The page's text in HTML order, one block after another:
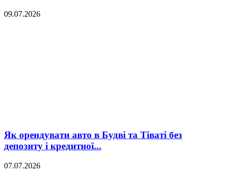
09.07.2026
Як орендувати авто в Будві та Тіваті без
депозиту і кредитної...
07.07.2026